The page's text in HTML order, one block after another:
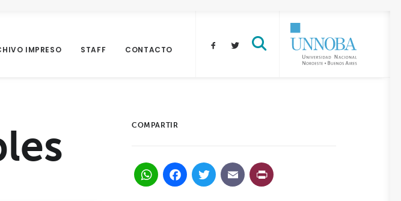
IMPRESO STAFF CONTACTO
COMPARTIR
WhatsApp
Facebook
Twitter
Email